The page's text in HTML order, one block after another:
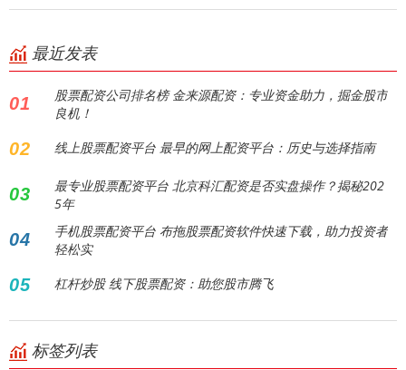
最近发表
01
股票配资公司排名榜 金来源配资：专业资金助力，掘金股市
良机！
02 线上股票配资平台 最早的网上配资平台：历史与选择指南
03
最专业股票配资平台 北京科汇配资是否实盘操作？揭秘202
5年
04
手机股票配资平台 布拖股票配资软件快速下载，助力投资者
轻松实
05 杠杆炒股 线下股票配资：助您股市腾飞
标签列表